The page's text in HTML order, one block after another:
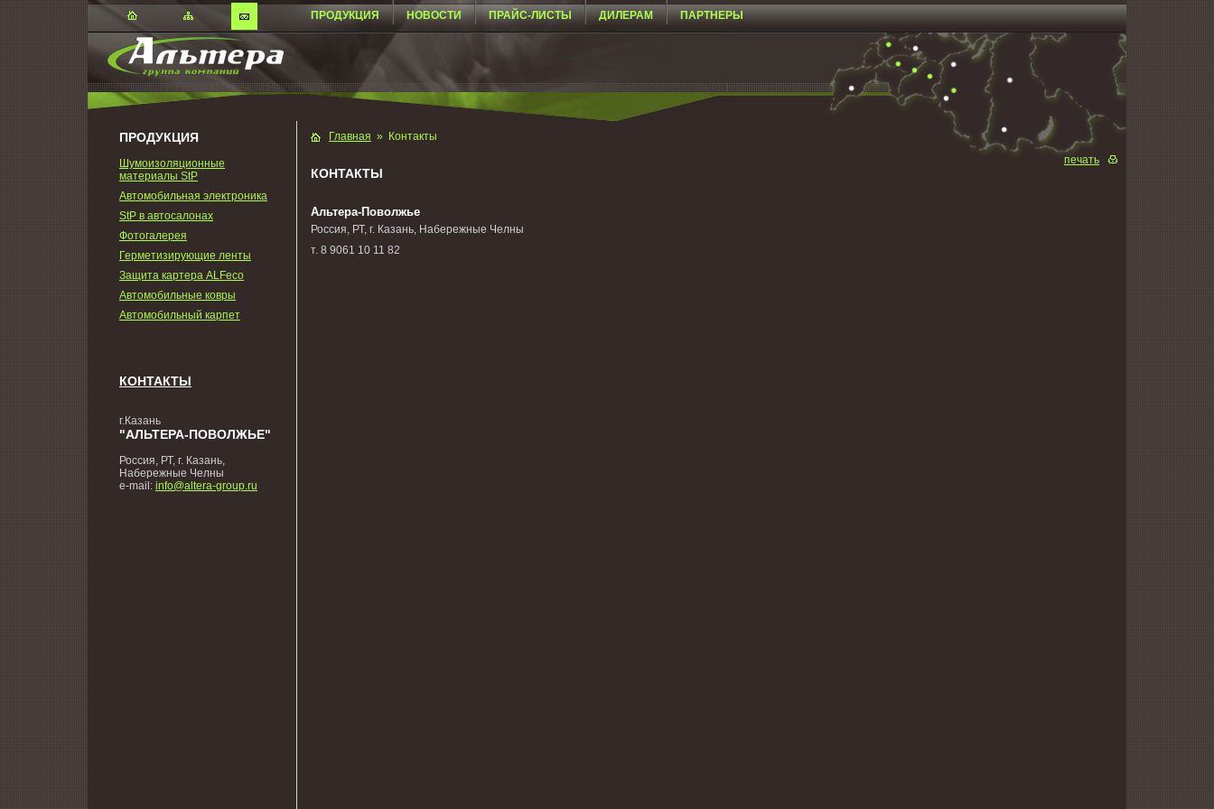
ПРОДУКЦИЯ НОВОСТИ ПРАЙС-ЛИСТЫ ДИЛЕРАМ ПАРТНЕРЫ
ПРОДУКЦИЯ
Шумоизоляционные
материалы StP
Автомобильная электроника
StP в автосалонах
Фотогалерея
Герметизирующие ленты
Защита картера ALFeco
Автомобильные ковры
Автомобильный карпет
КОНТАКТЫ
г.Казань
"АЛЬТЕРА-ПОВОЛЖЬЕ"
Россия, РТ, г. Казань,
Набережные Челны
e-mail: info@altera-group.ru
Главная » Контакты
печать
КОНТАКТЫ
Альтера-Поволжье
Россия, РТ, г. Казань, Набережные Челны
т. 8 9061 10 11 82